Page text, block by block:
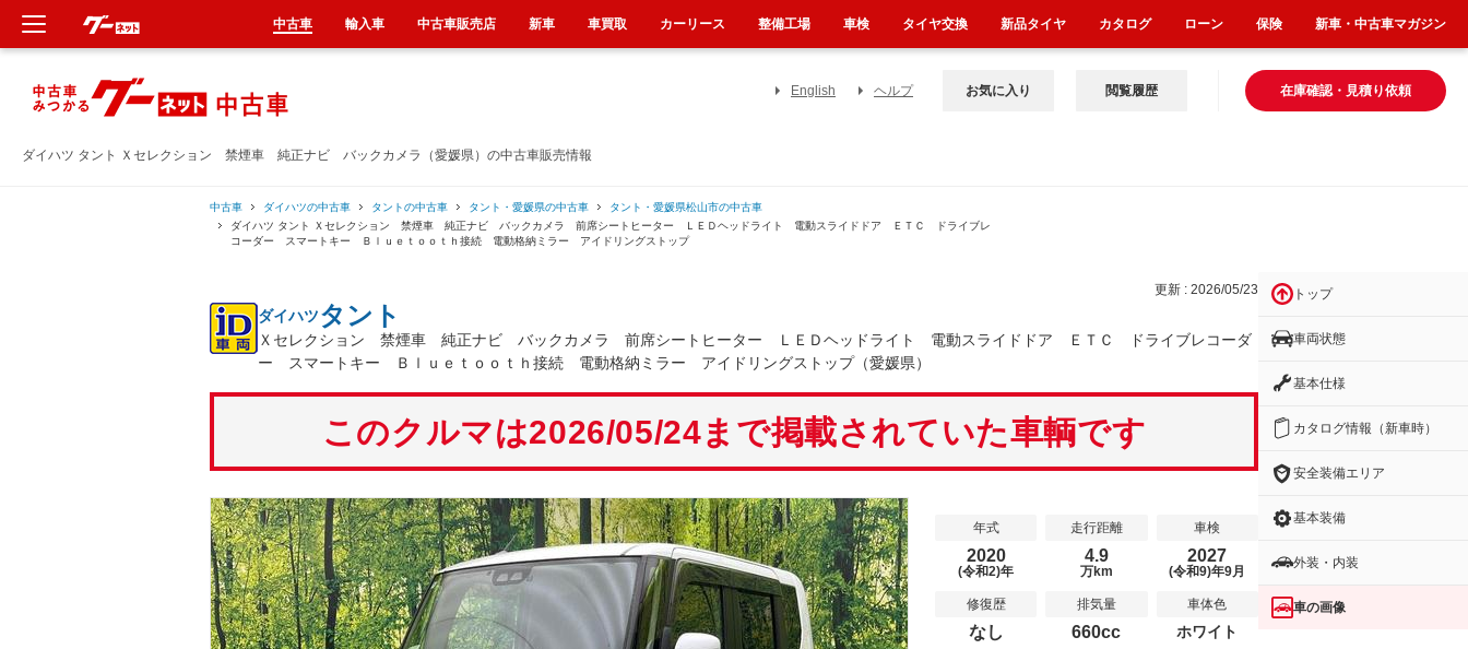
ダイハツ タント Ｘセレクション 禁煙車 純正ナビ バックカメラ（愛媛県）の中古車販売情報
English ヘルプ 在庫確認・見積り依頼
お気に入り 閲覧履歴
中古車 ダイハツの中古車 タントの中古車 タント・愛媛県の中古車
タント・愛媛県松山市の中古車
ダイハツ タント Ｘセレクション 禁煙車 純正ナビ バックカメラ 前席シートヒーター ＬＥＤヘッドライト 電動スライドドア ＥＴＣ ドライブレ
コーダー スマートキー Ｂｌｕｅｔｏｏｔｈ接続 電動格納ミラー アイドリングストップ
更新 : 2026/05/23
ダイハツタント
Ｘセレクション 禁煙車 純正ナビ バックカメラ 前席シートヒーター ＬＥＤヘッドライト 電動スライドドア ＥＴＣ ドライブレコーダ
ー スマートキー Ｂｌｕｅｔｏｏｔｈ接続 電動格納ミラー アイドリングストップ（愛媛県）
このクルマは2026/05/24まで掲載されていた車輌です
年式
2020
(令和2)年
走行距離
4.9
万km
車検
2027
(令和9)年9月
修復歴
なし
排気量
660cc
車体色
ホワイト
トップ
車両状態
基本仕様
カタログ情報（新車時）
安全装備エリア
基本装備
外装・内装
車の画像
中古車 輸入車 中古車販売店 新車 車買取 カーリース 整備工場 車検 タイヤ交換 新品タイヤ カタログ ローン 保険 新車・中古車マガジン
新車
中古車